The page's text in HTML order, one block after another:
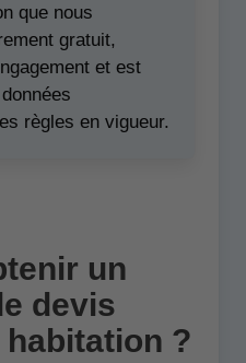
que nous
gratuit,
et est
règles en vigueur.
un
devis
?